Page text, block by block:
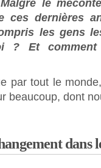
le
ces dernières
les gens
? Et comment
par tout le
beaucoup, dont
dans